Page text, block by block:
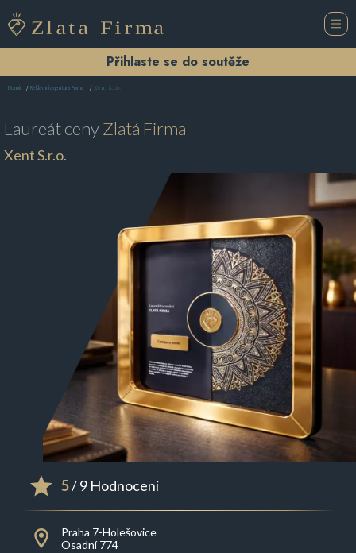
Přihlaste se do soutěže
Domů Reklamní agentura Praha Xent S.r.o.
Laureát cenyZlatá Firma
Xent S.r.o.
5/ 9 Hodnocení
Praha 7-Holešovice
Osadní 774